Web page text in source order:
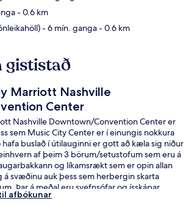
- 0.6 km
- 6 mín. ganga- 0.6 km
gististað
Marriott Nashville
Center
Nashville Downtown/Convention Center er
sem Music City Center er í einungis nokkura
buslað í útilauginni er gott að kæla sig niður
af þeim 3 börum/setustofum sem eru á
og líkamsrækt sem er opin allan
svæðinu auk þess sem herbergin skarta
Þar á meðal eru svefnsófar og ísskápar.
sem hafa heimsótt staðinn eru sérstaklega
afbókunar